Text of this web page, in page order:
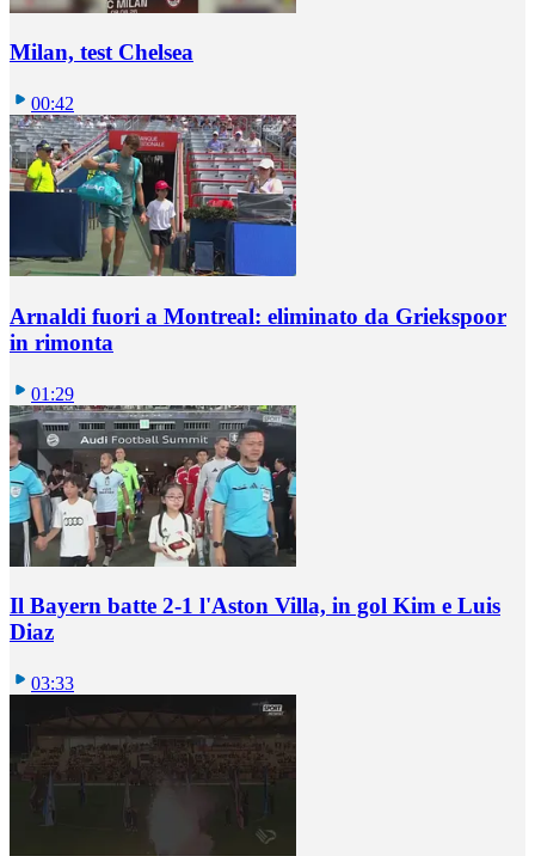
Milan, test Chelsea
00:42
Arnaldi fuori a Montreal: eliminato da Griekspoor
in rimonta
01:29
Il Bayern batte 2-1 l'Aston Villa, in gol Kim e Luis
Diaz
03:33